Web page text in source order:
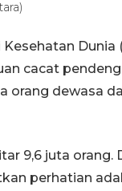
cacat
orang dewasa
9,6 juta orang.
perhatian